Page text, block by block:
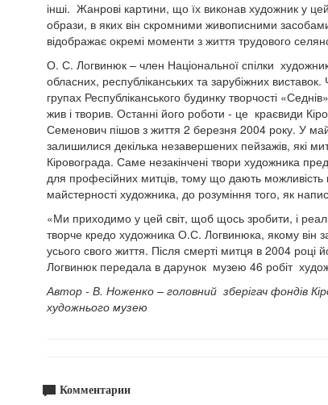
інші. Жанрові картини, що їх виконав художник у
образи, в яких він скромними живописними
відображає окремі моменти з життя трудового
О. С. Логвинюк – член Національної спілки
обласних, республіканських та зарубіжних
групах Республіканського будинку творчості
жив і творив. Останні його роботи - це краєвиди
Семенович пішов з життя 2 березня 2004 року. У
залишилися декілька незавершених пейзажів, які
Кіровограда. Саме незакінчені твори художника
для професійних митців, тому що дають можливість
майстерності художника, до розуміння того, як
«Ми приходимо у цей світ, щоб щось зробити, і
творче кредо художника О.С. Логвинюка, якому він
усього свого життя. Після смерті митця в 2004 році
Логвинюк передала в дарунок музею 46 робіт
Автор - В. Ноженко – головний зберігач фондів
художньогомузею
Комментарии